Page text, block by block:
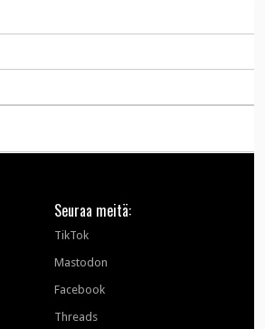
Seuraa meitä:
TikTok
Mastodon
Facebook
Threads